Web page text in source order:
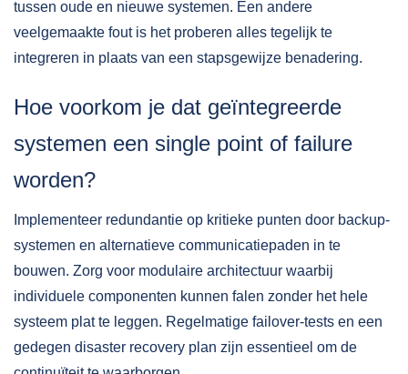
tussen oude en nieuwe systemen. Een andere
veelgemaakte fout is het proberen alles tegelijk te
integreren in plaats van een stapsgewijze benadering.
Hoe voorkom je dat geïntegreerde
systemen een single point of failure
worden?
Implementeer redundantie op kritieke punten door backup-
systemen en alternatieve communicatiepaden in te
bouwen. Zorg voor modulaire architectuur waarbij
individuele componenten kunnen falen zonder het hele
systeem plat te leggen. Regelmatige failover-tests en een
gedegen disaster recovery plan zijn essentieel om de